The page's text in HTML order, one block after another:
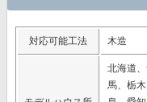
対応可能工法 木造
北海道
馬、栃